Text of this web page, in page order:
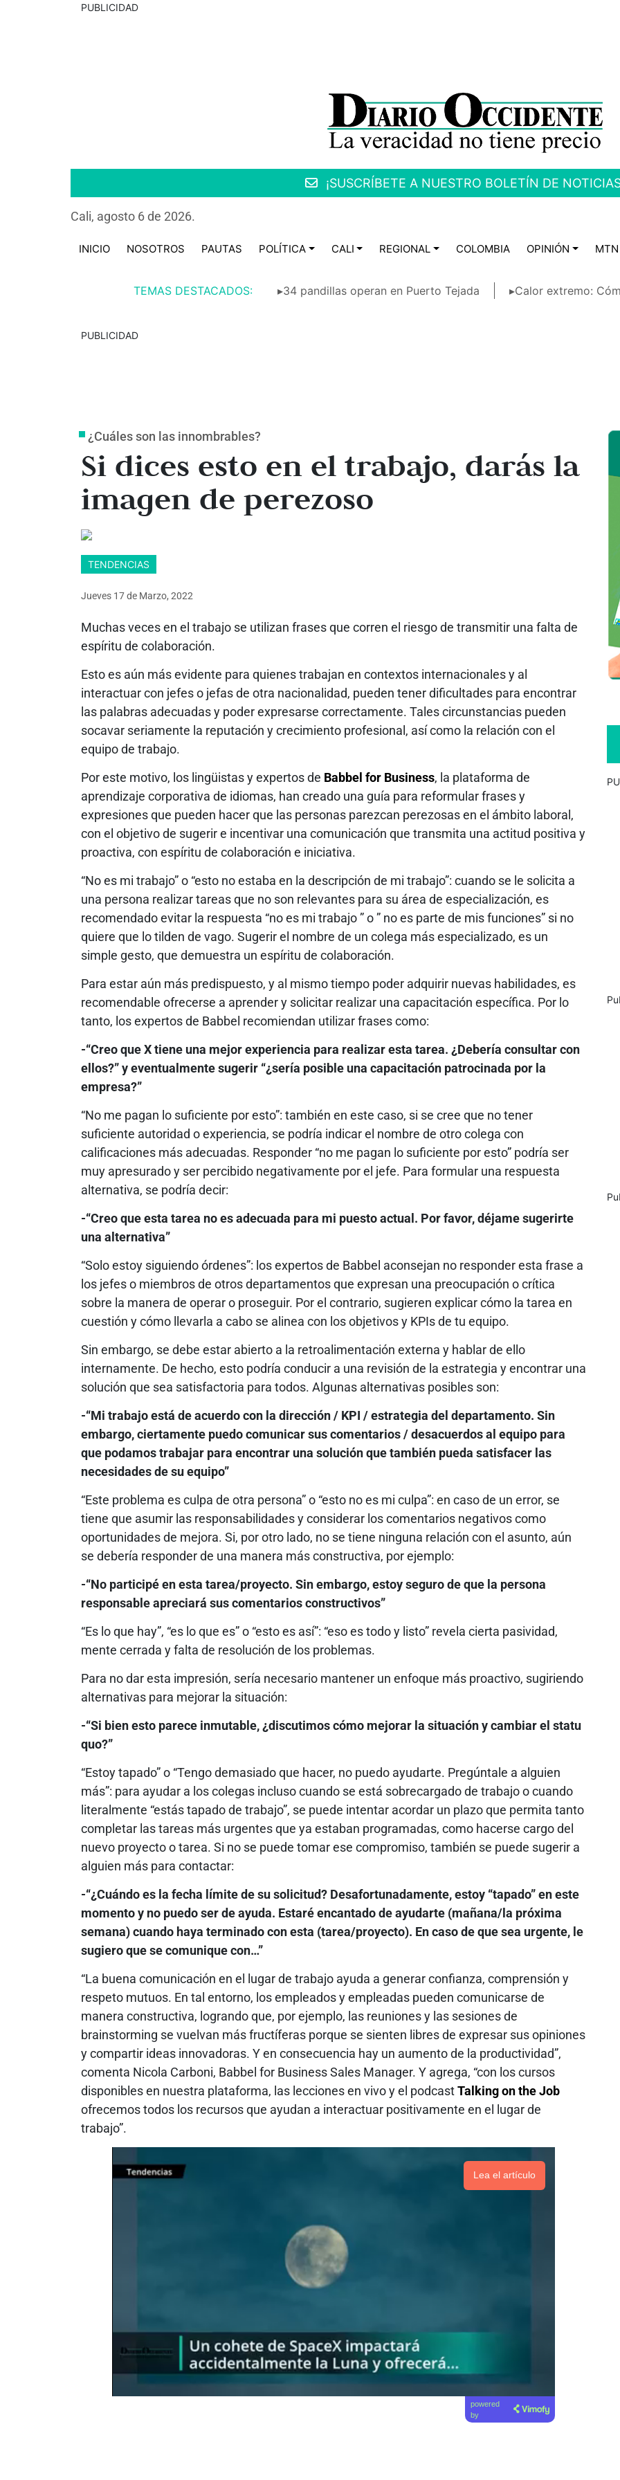
PUBLICIDAD
¡SUSCRÍBETE A NUESTRO BOLETÍN DE
Cali, agosto 6 de 2026.
INICIO NOSOTROS PAUTAS POLÍTICA CALI REGIONAL COLOMBIA OPINIÓN MTN
TEMAS DESTACADOS: ▸34 pandillas operan en Puerto Tejada ▸Calor extremo:
PUBLICIDAD
¿Cuáles son las innombrables?
Si dices esto en el trabajo, darás la
imagen de perezoso
TENDENCIAS
Jueves 17de Marzo, 2022
Muchas veces en el trabajo se utilizan frases que corren el riesgo de transmitir una falta de
espíritu de colaboración.
Esto es aún más evidente para quienes trabajan en contextos internacionales y al
interactuar con jefes o jefas de otra nacionalidad, pueden tener dificultades para encontrar
las palabras adecuadas y poder expresarse correctamente. Tales circunstancias pueden
socavar seriamente la reputación y crecimiento profesional, así como la relación con el
equipo de trabajo.
Por este motivo, los lingüistas y expertos de Babbel for Business, la plataforma de
aprendizaje corporativa de idiomas, han creado una guía para reformular frases y
expresiones que pueden hacer que las personas parezcan perezosas en el ámbito laboral,
con el objetivo de sugerir e incentivar una comunicación que transmita una actitud positiva y
proactiva, con espíritu de colaboración e iniciativa.
“No es mi trabajo” o “esto no estaba en la descripción de mi trabajo”: cuando se le solicita a
una persona realizar tareas que no son relevantes para su área de especialización, es
recomendado evitar la respuesta “no es mi trabajo ” o ” no es parte de mis funciones” si no
quiere que lo tilden de vago. Sugerir el nombre de un colega más especializado, es un
simple gesto, que demuestra un espíritu de colaboración.
Para estar aún más predispuesto, y al mismo tiempo poder adquirir nuevas habilidades, es
recomendable ofrecerse a aprender y solicitar realizar una capacitación específica. Por lo
tanto, los expertos de Babbel recomiendan utilizar frases como:
-“Creo que X tiene una mejor experiencia para realizar esta tarea. ¿Debería consultar con
ellos?” y eventualmente sugerir “¿sería posible una capacitación patrocinada por la
empresa?”
“No me pagan lo suficiente por esto”: también en este caso, si se cree que no tener
suficiente autoridad o experiencia, se podría indicar el nombre de otro colega con
calificaciones más adecuadas. Responder “no me pagan lo suficiente por esto” podría ser
muy apresurado y ser percibido negativamente por el jefe. Para formular una respuesta
alternativa, se podría decir:
-“Creo que esta tarea no es adecuada para mi puesto actual. Por favor, déjame sugerirte
una alternativa”
“Solo estoy siguiendo órdenes”: los expertos de Babbel aconsejan no responder esta frase a
los jefes o miembros de otros departamentos que expresan una preocupación o crítica
sobre la manera de operar o proseguir. Por el contrario, sugieren explicar cómo la tarea en
cuestión y cómo llevarla a cabo se alinea con los objetivos y KPIs de tu equipo.
Sin embargo, se debe estar abierto a la retroalimentación externa y hablar de ello
internamente. De hecho, esto podría conducir a una revisión de la estrategia y encontrar una
solución que sea satisfactoria para todos. Algunas alternativas posibles son:
-“Mi trabajo está de acuerdo con la dirección / KPI / estrategia del departamento. Sin
embargo, ciertamente puedo comunicar sus comentarios / desacuerdos al equipo para
que podamos trabajar para encontrar una solución que también pueda satisfacer las
necesidades de su equipo”
“Este problema es culpa de otra persona” o “esto no es mi culpa”: en caso de un error, se
tiene que asumir las responsabilidades y considerar los comentarios negativos como
oportunidades de mejora. Si, por otro lado, no se tiene ninguna relación con el asunto, aún
se debería responder de una manera más constructiva, por ejemplo:
-“No participé en esta tarea/proyecto. Sin embargo, estoy seguro de que la persona
responsable apreciará sus comentarios constructivos”
“Es lo que hay”, “es lo que es” o “esto es así”: “eso es todo y listo” revela cierta pasividad,
mente cerrada y falta de resolución de los problemas.
Para no dar esta impresión, sería necesario mantener un enfoque más proactivo, sugiriendo
alternativas para mejorar la situación:
-“Si bien esto parece inmutable, ¿discutimos cómo mejorar la situación y cambiar el statu
quo?”
“Estoy tapado” o “Tengo demasiado que hacer, no puedo ayudarte. Pregúntale a alguien
más”: para ayudar a los colegas incluso cuando se está sobrecargado de trabajo o cuando
literalmente “estás tapado de trabajo”, se puede intentar acordar un plazo que permita tanto
completar las tareas más urgentes que ya estaban programadas, como hacerse cargo del
nuevo proyecto o tarea. Si no se puede tomar ese compromiso, también se puede sugerir a
alguien más para contactar:
-“¿Cuándo es la fecha límite de su solicitud? Desafortunadamente, estoy “tapado” en este
momento y no puedo ser de ayuda. Estaré encantado de ayudarte (mañana/la próxima
semana) cuando haya terminado con esta (tarea/proyecto). En caso de que sea urgente, le
sugiero que se comunique con…”
“La buena comunicación en el lugar de trabajo ayuda a generar confianza, comprensión y
respeto mutuos. En tal entorno, los empleados y empleadas pueden comunicarse de
manera constructiva, logrando que, por ejemplo, las reuniones y las sesiones de
brainstorming se vuelvan más fructíferas porque se sienten libres de expresar sus opiniones
y compartir ideas innovadoras. Y en consecuencia hay un aumento de la productividad”,
comenta Nicola Carboni, Babbel for Business Sales Manager. Y agrega, “con los cursos
disponibles en nuestra plataforma, las lecciones en vivo y el podcastTalking on the Job
ofrecemos todos los recursos que ayudan a interactuar positivamente en el lugar de
trabajo”.
Lea el artículo
powered
by